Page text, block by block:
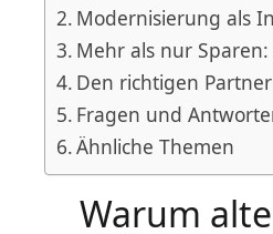
Modernisierung als
Mehr als nur
Den richtigen
Fragen und
Ähnliche Themen
Warum